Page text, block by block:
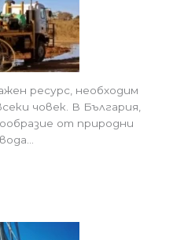
ресурс, необходим
човек. В България,
от природни